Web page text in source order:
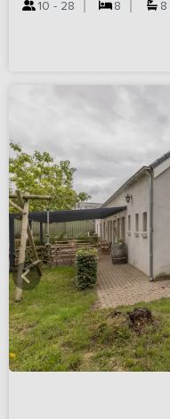
10 - 28 8 8